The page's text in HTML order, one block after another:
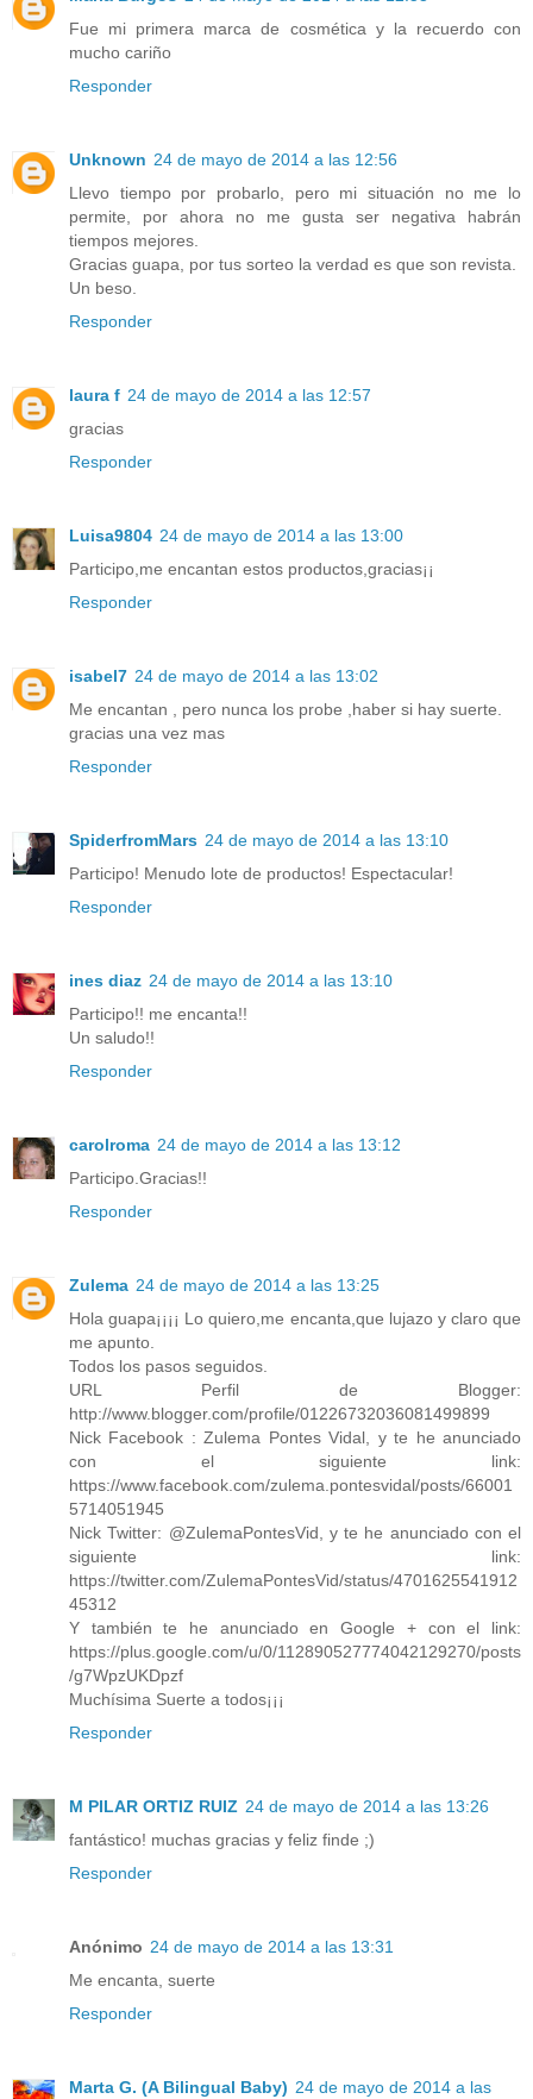
Fue mi primera marca de cosmética y la recuerdo con
mucho cariño
Responder
Unknown 24 de mayo de 2014 a las 12:56
Llevo tiempo por probarlo, pero mi situación no me lo
permite, por ahora no me gusta ser negativa habrán
tiempos mejores.
Gracias guapa, por tus sorteo la verdad es que son revista.
Un beso.
Responder
laura f 24 de mayo de 2014 a las 12:57
gracias
Responder
Luisa9804 24 de mayo de 2014 a las 13:00
Participo,me encantan estos productos,gracias¡¡
Responder
isabel7 24 de mayo de 2014 a las 13:02
Me encantan , pero nunca los probe ,haber si hay suerte.
gracias una vez mas
Responder
SpiderfromMars 24 de mayo de 2014 a las 13:10
Participo! Menudo lote de productos! Espectacular!
Responder
ines diaz 24 de mayo de 2014 a las 13:10
Participo!! me encanta!!
Un saludo!!
Responder
carolroma 24 de mayo de 2014 a las 13:12
Participo.Gracias!!
Responder
Zulema 24 de mayo de 2014 a las 13:25
Hola guapa¡¡¡¡ Lo quiero,me encanta,que lujazo y claro que
me apunto.
Todos los pasos seguidos.
URL Perfil de Blogger:
http://www.blogger.com/profile/01226732036081499899
Nick Facebook : Zulema Pontes Vidal, y te he anunciado
con el siguiente link:
https://www.facebook.com/zulema.pontesvidal/posts/66001
5714051945
Nick Twitter: @ZulemaPontesVid, y te he anunciado con el
siguiente link:
https://twitter.com/ZulemaPontesVid/status/4701625541912
45312
Y también te he anunciado en Google + con el link:
https://plus.google.com/u/0/112890527774042129270/posts
/g7WpzUKDpzf
Muchísima Suerte a todos¡¡¡
Responder
M PILAR ORTIZ RUIZ 24 de mayo de 2014 a las 13:26
fantástico! muchas gracias y feliz finde ;)
Responder
Anónimo 24 de mayo de 2014 a las 13:31
Me encanta, suerte
Responder
Marta G. (A Bilingual Baby) 24 de mayo de 2014 a las